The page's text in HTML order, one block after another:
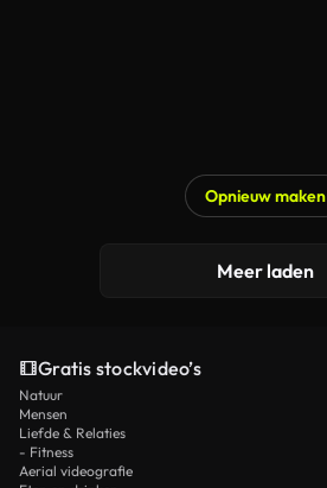
Opnieuw maken
Meer laden
Gratis stockvideo’s
Natuur
Mensen
Liefde & Relaties
- Fitness
Aerial videografie